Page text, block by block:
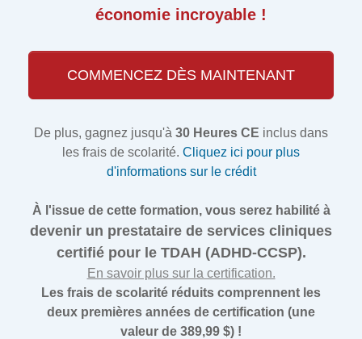
économie incroyable !
COMMENCEZ DÈS MAINTENANT
De plus, gagnez jusqu'à 30 Heures CE inclus dans
les frais de scolarité. Cliquez ici pour plus
d'informations sur le crédit
À l'issue de cette formation, vous serez habilité à
devenir un prestataire de services cliniques
certifié pour le TDAH (ADHD-CCSP).
En savoir plus sur la certification.
Les frais de scolarité réduits comprennent les
deux premières années de certification (une
valeur de 389,99 $) !